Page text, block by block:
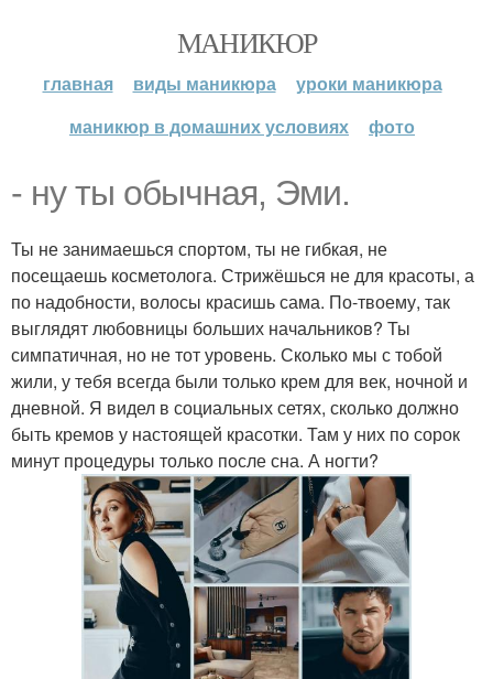
МАНИКЮР
главная виды маникюра
уроки маникюра
маникюр в домашних условиях
фото
- ну ты обычная, Эми.
Ты не занимаешься спортом, ты не гибкая, не
посещаешь косметолога. Стрижёшься не для красоты, а
по надобности, волосы красишь сама. По-твоему, так
выглядят любовницы больших начальников? Ты
симпатичная, но не тот уровень. Сколько мы с тобой
жили, у тебя всегда были только крем для век, ночной и
дневной. Я видел в социальных сетях, сколько должно
быть кремов у настоящей красотки. Там у них по сорок
минут процедуры только после сна. А ногти?